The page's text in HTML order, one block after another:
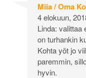
Miia / Oma
4 elokuun,
Linda: valittaa
on turhankin
Kohta yöt jo
paremmin,
hyvin.